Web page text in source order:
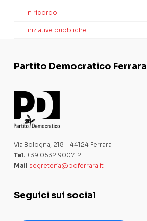
In ricordo
Iniziative pubbliche
Partito Democratico Ferrara
Via Bologna, 218 - 44124 Ferrara
Tel. +39 0532 900712
Mail segreteria@pdferrara.it
Seguici sui social